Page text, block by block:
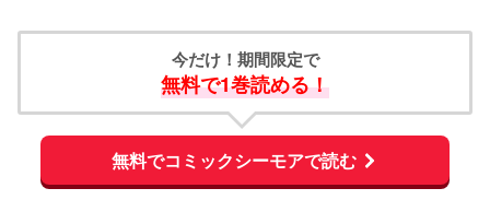
今だけ！期間限定で
無料で1巻読める！
無料でコミックシーモアで読む